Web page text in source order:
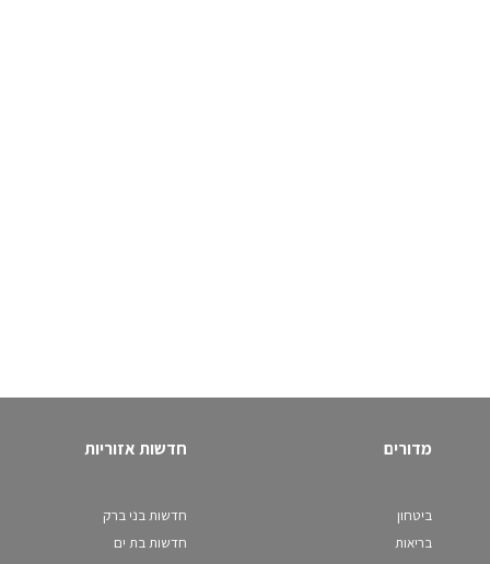
מדורים
ביטחון
בריאות
חדשות אזוריות
חדשות בני ברק
חדשות בת ים